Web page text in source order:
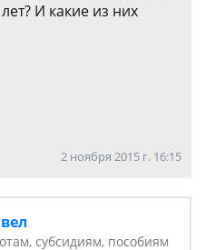
И какие из них
2 ноября 2015 г. 16:15
субсидиям, пособиям